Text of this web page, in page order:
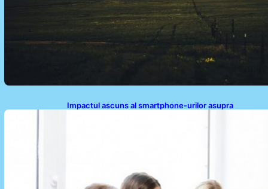
Impactul ascuns al smartphone-urilor asupra